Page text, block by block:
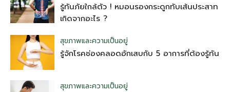
รู้ทันภัยใกล้ตัว ! หมอนรองกระดูกทับเส้นประสาท
เกิดจากอะไร ?
สุขภาพและความเป็นอยู่
รู้จักโรคช่องคลอดอักเสบกับ 5 อาการที่ต้องรู้ทัน
สุขภาพและความเป็นอยู่